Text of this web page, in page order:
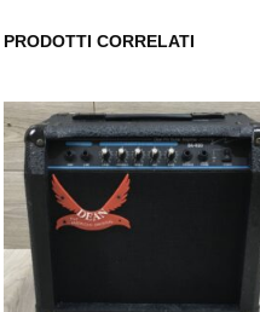
PRODOTTI CORRELATI